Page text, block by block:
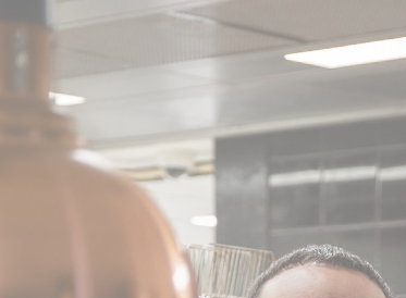
Πίνακας διαχείρισης "Μπισκότων" (Cookies)